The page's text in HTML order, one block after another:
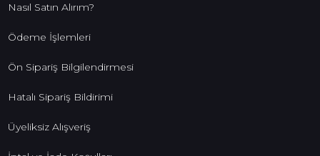
Nasıl Satın Alırım?
Ödeme İşlemleri
Ön Sipariş Bilgilendirmesi
Hatalı Sipariş Bildirimi
Üyeliksiz Alışveriş